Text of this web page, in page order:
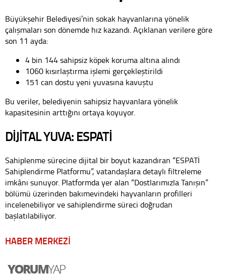
Büyükşehir Belediyesi’nin sokak hayvanlarına yönelik
çalışmaları son dönemde hız kazandı. Açıklanan verilere göre
son 11 ayda:
4 bin 144 sahipsiz köpek koruma altına alındı
1060 kısırlaştırma işlemi gerçekleştirildi
151 can dostu yeni yuvasına kavuştu
Bu veriler, belediyenin sahipsiz hayvanlara yönelik
kapasitesinin arttığını ortaya koyuyor.
DİJİTAL YUVA: ESPATİ
Sahiplenme sürecine dijital bir boyut kazandıran “ESPATİ
Sahiplendirme Platformu”, vatandaşlara detaylı filtreleme
imkânı sunuyor. Platformda yer alan “Dostlarımızla Tanışın”
bölümü üzerinden bakımevindeki hayvanların profilleri
incelenebiliyor ve sahiplendirme süreci doğrudan
başlatılabiliyor.
HABER MERKEZİ